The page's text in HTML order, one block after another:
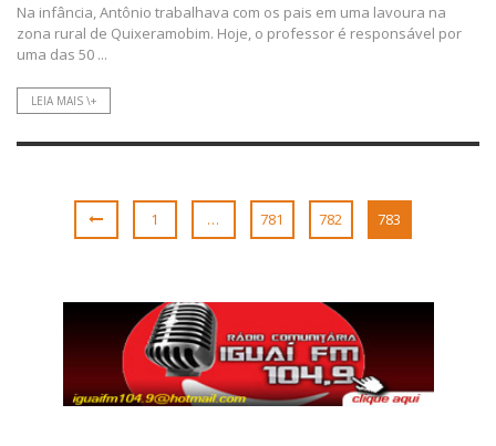
Na infância, Antônio trabalhava com os pais em uma lavoura na
zona rural de Quixeramobim. Hoje, o professor é responsável por
uma das 50 ...
LEIA MAIS \+
1 … 781 782 783